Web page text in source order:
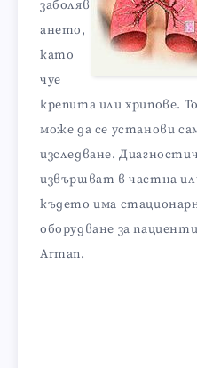
заболяв
ането,
като
чуе
крепита или хрипове.
може да се установи
изследване.
извършват в частна
където има
оборудване за
Arman.